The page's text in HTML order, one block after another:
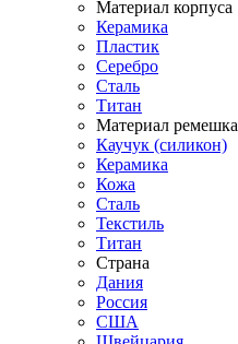
Материал корпуса
Керамика
Пластик
Серебро
Сталь
Титан
Материал ремешка
Каучук (силикон)
Керамика
Кожа
Сталь
Текстиль
Титан
Страна
Дания
Россия
США